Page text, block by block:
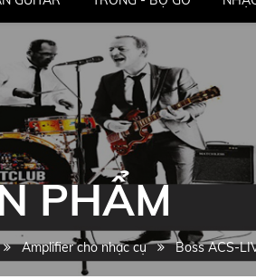
PHẨM
Amplifier cho nhạc cụ Boss ACS-